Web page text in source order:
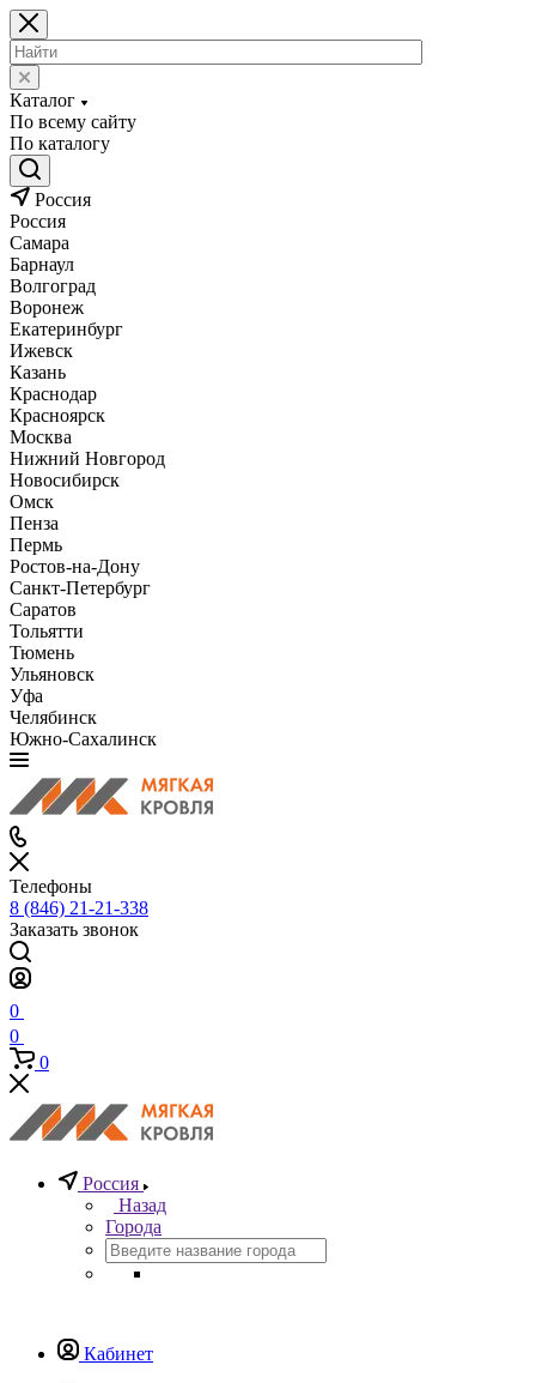
Каталог
По всему сайту
По каталогу
Россия
Россия
Самара
Барнаул
Волгоград
Воронеж
Екатеринбург
Ижевск
Казань
Краснодар
Красноярск
Москва
Нижний Новгород
Новосибирск
Омск
Пенза
Пермь
Ростов-на-Дону
Санкт-Петербург
Саратов
Тольятти
Тюмень
Ульяновск
Уфа
Челябинск
Южно-Сахалинск
Телефоны
8 (846) 21-21-338
Заказать звонок
0
0
0
Россия
Назад
Города
Кабинет